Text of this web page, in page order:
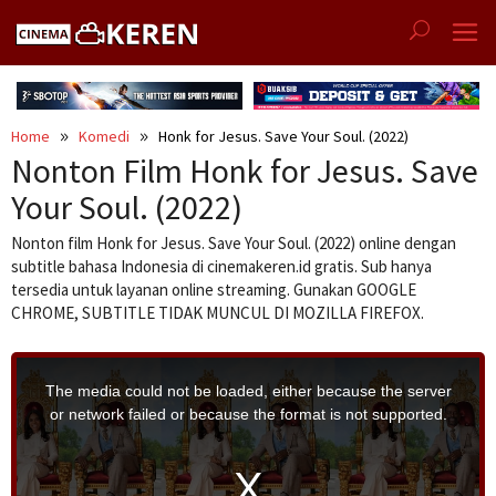
Home Komedi Honk for Jesus. Save Your Soul. (2022)
Nonton Film Honk for Jesus. Save
Your Soul. (2022)
Nonton film Honk for Jesus. Save Your Soul. (2022) online dengan
subtitle bahasa Indonesia di cinemakeren.id gratis. Sub hanya
tersedia untuk layanan online streaming. Gunakan GOOGLE
CHROME, SUBTITLE TIDAK MUNCUL DI MOZILLA FIREFOX.
s
i
a
m
a
l
The media could not be loaded, either because the server
or network failed or because the format is not supported.